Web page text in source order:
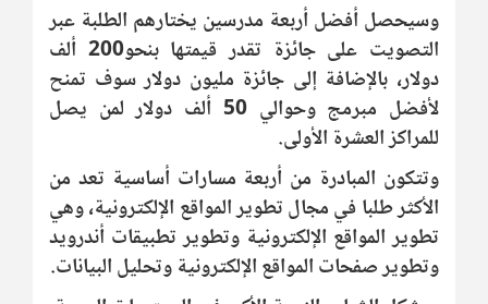
وسيحصل أفضل أربعة مدرسين يختارهم الطلبة عبر
التصويت على جائزة تقدر قيمتها بنحو200 ألف
دولار، بالإضافة إلى جائزة مليون دولار سوف تمنح
لأفضل مبرمج وحوالي 50 ألف دولار لمن يصل
للمراكز العشرة الأولى‎‎.
وتتكون المبادرة من أربعة مسارات أساسية تعد من
الأكثر طلبا في مجال تطوير المواقع الإلكترونية، وهي
تطوير المواقع الإلكترونية وتطوير تطبيقات أندرويد
وتطوير صفحات المواقع الإلكترونية وتحليل البيانات.